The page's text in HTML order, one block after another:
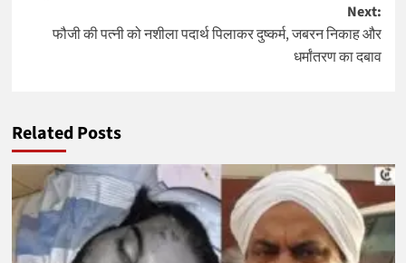
Next:
फौजी की पत्नी को नशीला पदार्थ पिलाकर दुष्कर्म, जबरन निकाह और
धर्मांतरण का दबाव
Related Posts